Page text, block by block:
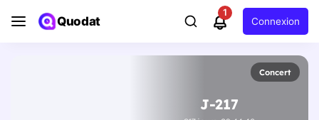
Quodat
1
Connexion
Concert
J-217